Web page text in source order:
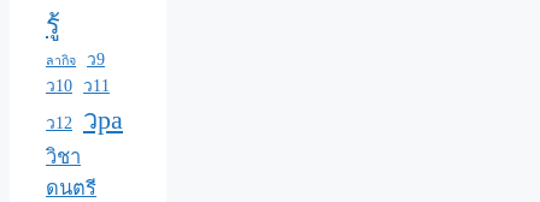
รู้
ลากิจ
ว9
ว10 ว11
ว12 วpa
วิชา
ดนตรี